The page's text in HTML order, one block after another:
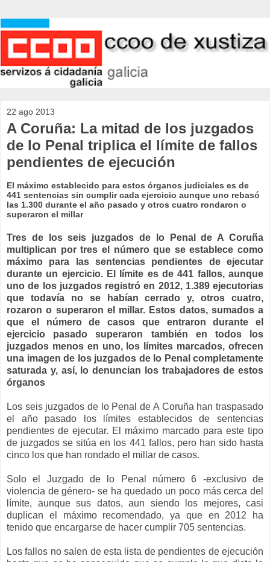
22 ago 2013
A Coruña: La mitad de los juzgados
de lo Penal triplica el límite de fallos
pendientes de ejecución
El máximo establecido para estos órganos judiciales es de
441 sentencias sin cumplir cada ejercicio aunque uno rebasó
las 1.300 durante el año pasado y otros cuatro rondaron o
superaron el millar
Tres de los seis juzgados de lo Penal de A Coruña
multiplican por tres el número que se establece como
máximo para las sentencias pendientes de ejecutar
durante un ejercicio. El límite es de 441 fallos, aunque
uno de los juzgados registró en 2012, 1.389 ejecutorias
que todavía no se habían cerrado y, otros cuatro,
rozaron o superaron el millar. Estos datos, sumados a
que el número de casos que entraron durante el
ejercicio pasado superaron también en todos los
juzgados menos en uno, los límites marcados, ofrecen
una imagen de los juzgados de lo Penal completamente
saturada y, así, lo denuncian los trabajadores de estos
órganos
Los seis juzgados de lo Penal de A Coruña han traspasado
el año pasado los límites establecidos de sentencias
pendientes de ejecutar. El máximo marcado para este tipo
de juzgados se sitúa en los 441 fallos, pero han sido hasta
cinco los que han rondado el millar de casos.
Solo el Juzgado de lo Penal número 6 -exclusivo de
violencia de género- se ha quedado un poco más cerca del
límite, aunque sus datos, aun siendo los mejores, casi
duplican el máximo recomendado, ya que en 2012 ha
tenido que encargarse de hacer cumplir 705 sentencias.
Los fallos no salen de esta lista de pendientes de ejecución